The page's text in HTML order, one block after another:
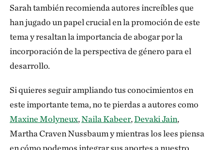
Sarah también recomienda autores increíbles que
han jugado un papel crucial en la promoción de este
tema y resaltan la importancia de abogar por la
incorporación de la perspectiva de género para el
desarrollo.
Si quieres seguir ampliando tus conocimientos en
este importante tema, no te pierdas a autores como
Maxine Molyneux,Naila Kabeer,Devaki Jain,
Martha Craven Nussbaum y mientras los lees piensa
en cómo podemos integrar sus aportes a nuestro